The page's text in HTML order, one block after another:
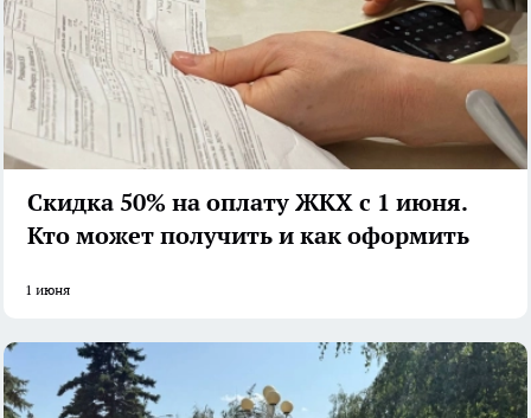
Скидка 50% на оплату ЖКХ с 1 июня.
Кто может получить и как оформить
1 июня